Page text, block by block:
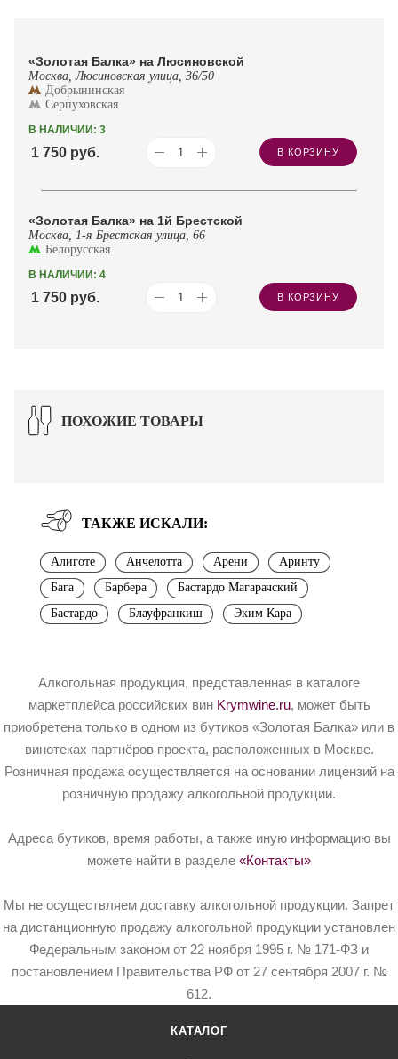
«Золотая Балка» на Люсиновской
Москва, Люсиновская улица, 36/50
Добрынинская
Серпуховская
В НАЛИЧИИ: 3
1 750 руб. В КОРЗИНУ
«Золотая Балка» на 1й Брестской
Москва, 1-я Брестская улица, 66
Белорусская
В НАЛИЧИИ: 4
1 750 руб. В КОРЗИНУ
ПОХОЖИЕ ТОВАРЫ
ТАКЖЕ ИСКАЛИ:
Алиготе Анчелотта Арени
Аринту
Бага
Барбера
Бастардо Магарачский
Бастардо
Блауфранкиш Эким Кара
Алкогольная продукция, представленная в каталоге
маркетплейса российских вин Krymwine.ru, может быть
приобретена только в одном из бутиков «Золотая Балка» или в
винотеках партнёров проекта, расположенных в Москве.
Розничная продажа осуществляется на основании лицензий на
розничную продажу алкогольной продукции.
Адреса бутиков, время работы, а также иную информацию вы
можете найти в разделе «Контакты»
Мы не осуществляем доставку алкогольной продукции. Запрет
на дистанционную продажу алкогольной продукции установлен
Федеральным законом от 22 ноября 1995 г. № 171-ФЗ и
постановлением Правительства РФ от 27 сентября 2007 г. №
612.
КАТАЛОГ